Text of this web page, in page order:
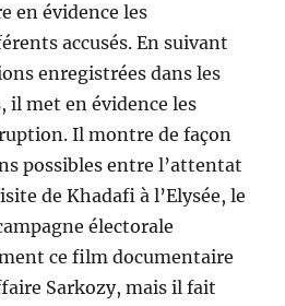
en évidence les
accusés. En suivant
enregistrées dans les
il met en évidence les
Il montre de façon
possibles entre l’attentat
de Khadafi à l’Elysée, le
électorale
ce film documentaire
Sarkozy, mais il fait